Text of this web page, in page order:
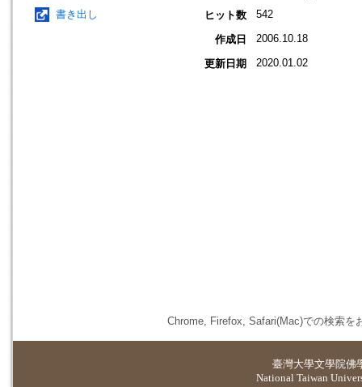
書き出し
ヒット数
542
作成日 2006.10.18
更新日期 2020.01.02
Chrome, Firefox, Safari(Mac)での検索を
臺灣大學文學院佛
National Taiwan